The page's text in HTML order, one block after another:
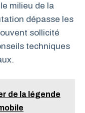
milieu de la
dépasse les
sollicité
techniques
de la légende